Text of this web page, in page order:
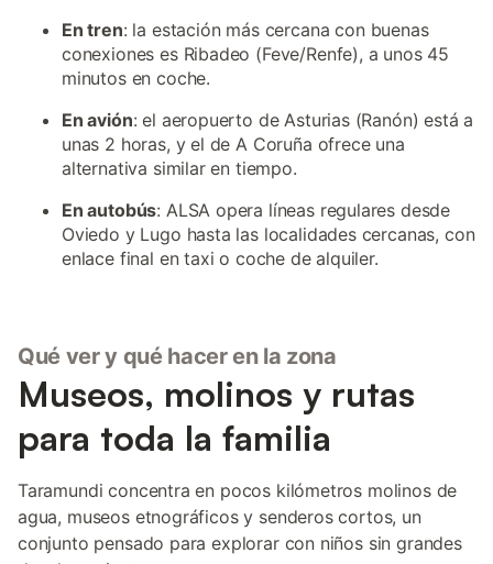
En tren: la estación más cercana con buenas
conexiones es Ribadeo (Feve/Renfe), a unos 45
minutos en coche.
En avión: el aeropuerto de Asturias (Ranón) está a
unas 2 horas, y el de A Coruña ofrece una
alternativa similar en tiempo.
En autobús: ALSA opera líneas regulares desde
Oviedo y Lugo hasta las localidades cercanas, con
enlace final en taxi o coche de alquiler.
Qué ver y qué hacer en la zona
Museos, molinos y rutas
para toda la familia
Taramundi concentra en pocos kilómetros molinos de
agua, museos etnográficos y senderos cortos, un
conjunto pensado para explorar con niños sin grandes